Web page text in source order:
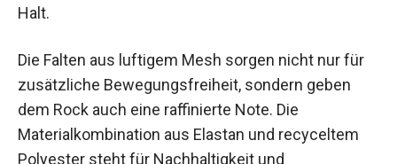
nötigen Halt.
Die Falten aus luftigem Mesh sorgen nicht nur für
zusätzliche Bewegungsfreiheit, sondern geben
dem Rock auch eine raffinierte Note. Die
Materialkombination aus Elastan und recyceltem